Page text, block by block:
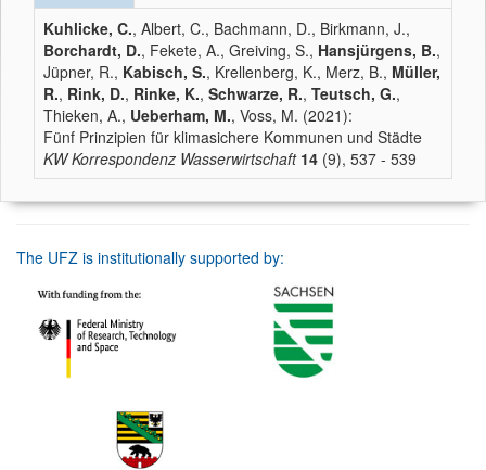
Kuhlicke, C., Albert, C., Bachmann, D., Birkmann, J.,
Borchardt, D., Fekete, A., Greiving, S., Hansjürgens, B.,
Jüpner, R., Kabisch, S., Krellenberg, K., Merz, B., Müller,
R., Rink, D., Rinke, K., Schwarze, R., Teutsch, G.,
Thieken, A., Ueberham, M., Voss, M. (2021):
Fünf Prinzipien für klimasichere Kommunen und Städte
KW Korrespondenz Wasserwirtschaft 14 (9), 537 - 539
The UFZ is institutionally supported by: